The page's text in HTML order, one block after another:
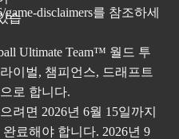
game-disclaimers를 참조하세
Ultimate Team™ 월드 투
이벌, 챔피언스, 드래프트
로 합니다.
려면 2026년 6월 15일까지
료해야 합니다. 2026년 9